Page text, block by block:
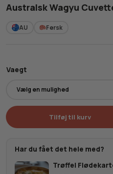
Bedømt
som5.00
på
2
kundebedømmelser
Australsk Wagyu
AU Fersk
Vaegt
Har du fået det hele med?
Trøffel
Tilføj til kurv